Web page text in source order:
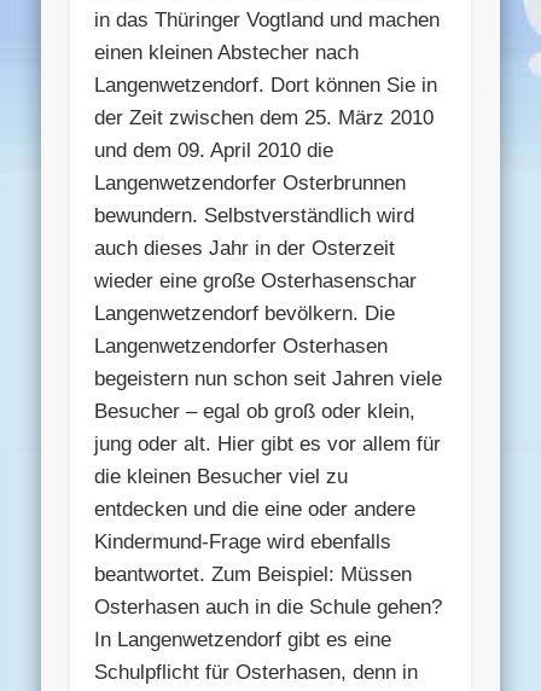
in das Thüringer Vogtland und machen
einen kleinen Abstecher nach
Langenwetzendorf. Dort können Sie in
der Zeit zwischen dem 25. März 2010
und dem 09. April 2010 die
Langenwetzendorfer Osterbrunnen
bewundern. Selbstverständlich wird
auch dieses Jahr in der Osterzeit
wieder eine große Osterhasenschar
Langenwetzendorf bevölkern. Die
Langenwetzendorfer Osterhasen
begeistern nun schon seit Jahren viele
Besucher – egal ob groß oder klein,
jung oder alt. Hier gibt es vor allem für
die kleinen Besucher viel zu
entdecken und die eine oder andere
Kindermund-Frage wird ebenfalls
beantwortet. Zum Beispiel: Müssen
Osterhasen auch in die Schule gehen?
In Langenwetzendorf gibt es eine
Schulpflicht für Osterhasen, denn in